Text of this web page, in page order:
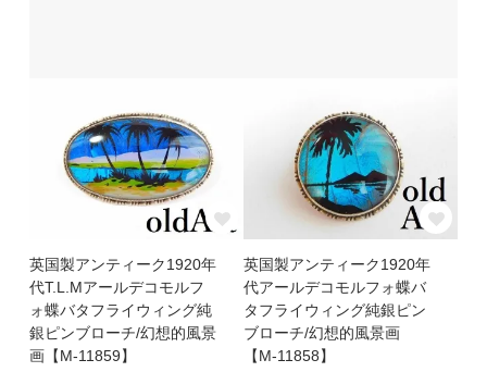
英国製アンティーク1920年
代T.L.Mアールデコモルフ
ォ蝶バタフライウィング純
銀ピンブローチ/幻想的風景
画【M-11859】
英国製アンティーク1920年
代アールデコモルフォ蝶バ
タフライウィング純銀ピン
ブローチ/幻想的風景画
【M-11858】